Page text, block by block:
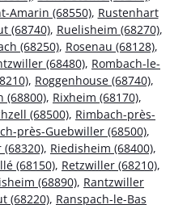
Amarin (68550), Rustenhart
(68740), Ruelisheim (68270),
(68250), Rosenau (68128),
(68480), Rombach-le-
, Roggenhouse (68740),
(68800), Rixheim (68170),
(68500), Rimbach-près-
près-Guebwiller (68500),
, Riedisheim (68400),
(68150), Retzwiller (68210),
(68890), Rantzwiller
(68220), Ranspach-le-Bas